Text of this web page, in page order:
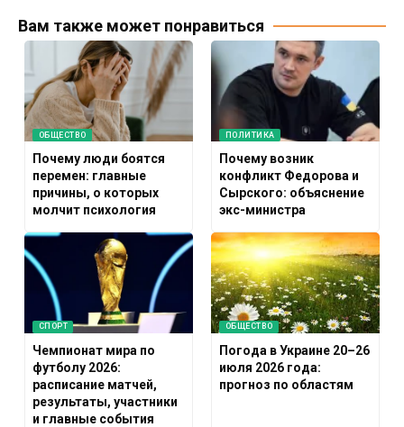
Вам также может понравиться
ОБЩЕСТВО
Почему люди боятся
перемен: главные
причины, о которых
молчит психология
ПОЛИТИКА
Почему возник
конфликт Федорова и
Сырского: объяснение
экс-министра
СПОРТ
Чемпионат мира по
футболу 2026:
расписание матчей,
результаты, участники
и главные события
ОБЩЕСТВО
Погода в Украине 20–26
июля 2026 года:
прогноз по областям